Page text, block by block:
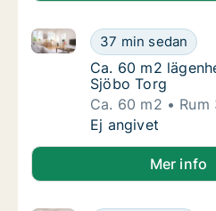
Ca. 60 m2
37 min sedan
Ca. 60 m2 lägenhet att
Ca. 60 m2
Ca. 60 m2
Sjöbo Torg
Ca. 60 m2
Rum
Ca. 60 m2
Ej angivet
Mer info